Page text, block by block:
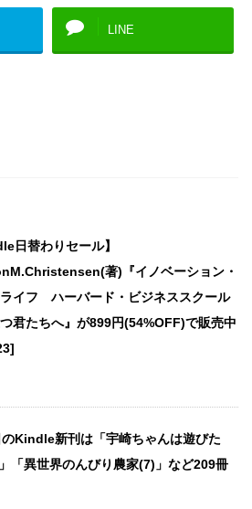
LINE
日替わりセール】
著)『イノベーション・
イフ ハーバード・ビジネススクール
君たちへ』が899円(54%OFF)で販売中
Kindle新刊は「宇崎ちゃんは遊びた
「異世界のんびり農家(7)」など209冊